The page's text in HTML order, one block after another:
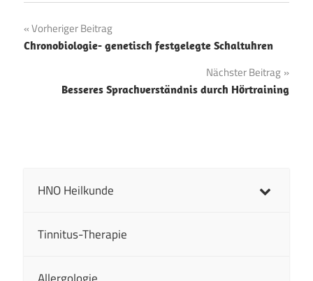
Beitragsnavigation
Vorheriger Beitrag
Chronobiologie- genetisch festgelegte Schaltuhren
Nächster Beitrag
Besseres Sprachverständnis durch Hörtraining
HNO Heilkunde
Tinnitus-Therapie